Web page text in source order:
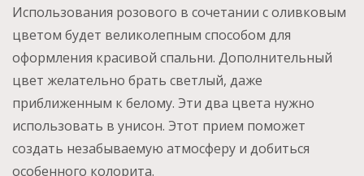
Использования розового в сочетании с оливковым
цветом будет великолепным способом для
оформления красивой спальни. Дополнительный
цвет желательно брать светлый, даже
приближенным к белому. Эти два цвета нужно
использовать в унисон. Этот прием поможет
создать незабываемую атмосферу и добиться
особенного колорита.